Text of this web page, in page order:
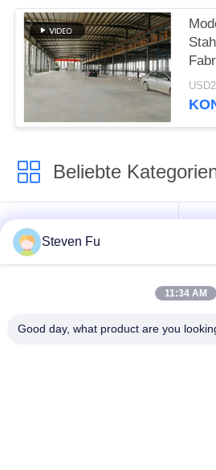
Beliebte
Stahlkonstruktion
LagerSteven Fu
11:34 AM
Good day, what product are you